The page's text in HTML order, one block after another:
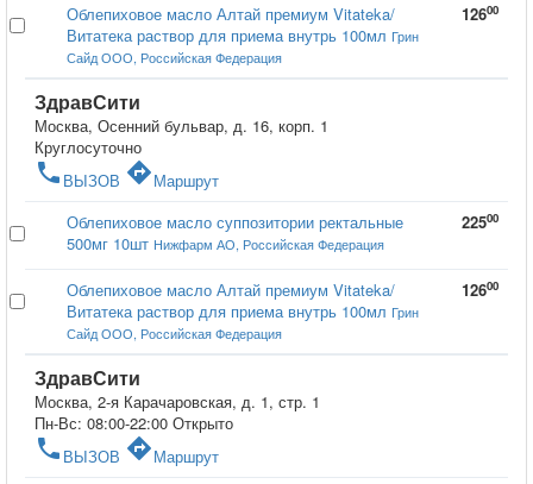
Облепиховое масло Алтай премиум Vitateka/
Витатека раствор для приема внутрь 100мл Грин
Сайд ООО, Российская Федерация
12600
ЗдравСити
Москва, Осенний бульвар, д. 16, корп. 1
Круглосуточно
phone ВЫЗОВ directionsМаршрут
Облепиховое масло суппозитории ректальные
500мг 10шт Нижфарм АО, Российская Федерация
22500
Облепиховое масло Алтай премиум Vitateka/
Витатека раствор для приема внутрь 100мл Грин
Сайд ООО, Российская Федерация
12600
ЗдравСити
Москва, 2-я Карачаровская, д. 1, стр. 1
Пн-Вс: 08:00-22:00 Открыто
phone ВЫЗОВ directionsМаршрут